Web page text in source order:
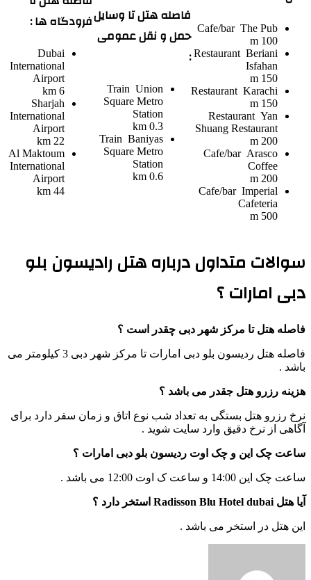
Cafe/bar The Pub
100 m
Restaurant Beriani
Isfahan
150 m
Restaurant Karachi
150 m
Restaurant Yan
Shuang Restaurant
200 m
Cafe/bar Arasco
Coffee
200 m
Cafe/bar Imperial
Cafeteria
500 m
فاصله هتل تا وسایل
حمل و نقل عمومی
:
Train Union
Square Metro
Station
0.3 km
Train Baniyas
Square Metro
Station
0.6 km
فرودگاه ها :
Dubai
International
Airport
6 km
Sharjah
International
Airport
22 km
Al Maktoum
International
Airport
44 km
سوالات متداول درباره هتل رادیسون بلو
دبی امارات ؟
فاصله هتل تا مرکز شهر دبی چقدر است ؟
فاصله هتل ردیسون بلو دبی امارات تا مرکز شهر دبی 3 کیلومتر می
باشد .
هزینه رزرو هتل جقدر می باشد ؟
نرخ رزرو هتل بستگی به تعداد شب نوع اتاق و زمان سفر دارد برای
آگاهی از نرخ دقیق وارد سایت شوید .
ساعت چک این و چک اوت ردیسون بلو دبی امارات ؟
ساعت چک این 14:00 و ساعت ک اوت 12:00 می باشد .
آیا هتل Radisson Blu Hotel dubai استخر دارد ؟
این هتل در استخر می باشد .